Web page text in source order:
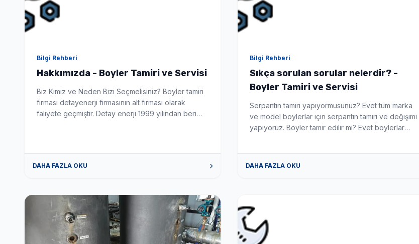
Bilgi Rehberi
Hakkımızda - Boyler Tamiri ve Servisi
Biz Kimiz ve Neden Bizi Seçmelisiniz? Boyler tamiri
firması detayenerji firmasının alt firması olarak
faliyete geçmiştir. Detay enerji 1999 yılından beri
tecrübe ve alt yapıya sahiptir. Bizimle iletişime
DAHA FAZLA OKU
Bilgi Rehberi
Sıkça sorulan sorular nelerdir? -
Boyler Tamiri ve Servisi
Serpantin tamiri yapıyormusunuz? Evet tüm marka
ve model boylerlar için serpantin tamiri ve değişimi
yapıyoruz. Boyler tamir edilir mi? Evet boylerlar
DAHA FAZLA OKU